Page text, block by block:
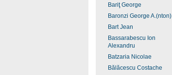
Bariţ George
Baronzi George A.(nton)
Bart Jean
Bassarabescu Ion
Alexandru
Batzaria Nicolae
Bălăcescu Costache